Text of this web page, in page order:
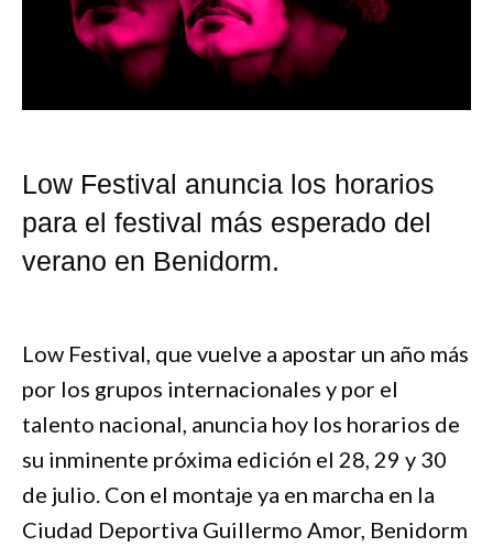
Low Festival anuncia los horarios
para el festival más esperado del
verano en Benidorm.
Low Festival, que vuelve a apostar un año más
por los grupos internacionales y por el
talento nacional, anuncia hoy los horarios de
su inminente próxima edición el 28, 29 y 30
de julio. Con el montaje ya en marcha en la
Ciudad Deportiva Guillermo Amor, Benidorm